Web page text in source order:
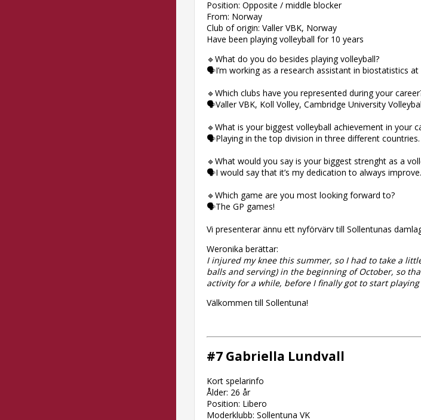
Position: Opposite / middle blocker
From: Norway
Club of origin: Valler VBK, Norway
Have been playing volleyball for 10 years
🔹What do you do besides playing volleyball?
🗣I’m working as a research assistant in biostatistics
🔹Which clubs have you represented during your
🗣Valler VBK, Koll Volley, Cambridge University
🔹What is your biggest volleyball achievement in your
🗣Playing in the top division in three different countries.
🔹What would you say is your biggest strenght as a
🗣I would say that it’s my dedication to always improve.
🔹Which game are you most looking forward to?
🗣The GP games!
Vi presenterar ännu ett nyförvärv till Sollentunas
Weronika berättar:
I injured my knee this summer, so I had to take a
balls and serving) in the beginning of October, so
activity for a while, before I finally got to start playing
Välkommen till Sollentuna!
#7 Gabriella Lundvall
Kort spelarinfo
Ålder: 26 år
Position: Libero
Moderklubb: Sollentuna VK